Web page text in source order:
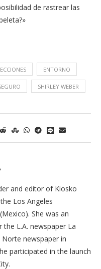
de rastrear las
ENTORNO
SHIRLEY WEBER
and editor of Kiosko
Los Angeles
She was an
L.A. newspaper La
Norte newspaper in
participated in the launch